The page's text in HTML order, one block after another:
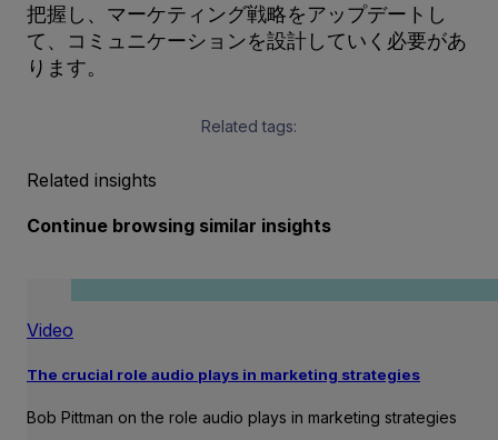
把握し、マーケティング戦略をアップデートし
て、コミュニケーションを設計していく必要があ
ります。
Related tags:
Related insights
Continue browsing similar insights
Video
The crucial role audio plays in marketing strategies
Bob Pittman on the role audio plays in marketing strategies